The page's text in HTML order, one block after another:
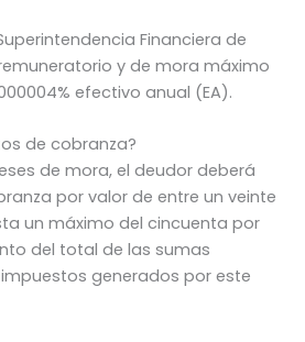
Financiera de
y de mora máximo
efectivo anual (EA).
de cobranza?
de mora, el deudor deberá
por valor de entre un veinte
un máximo del cincuenta por
del total de las sumas
generados por este